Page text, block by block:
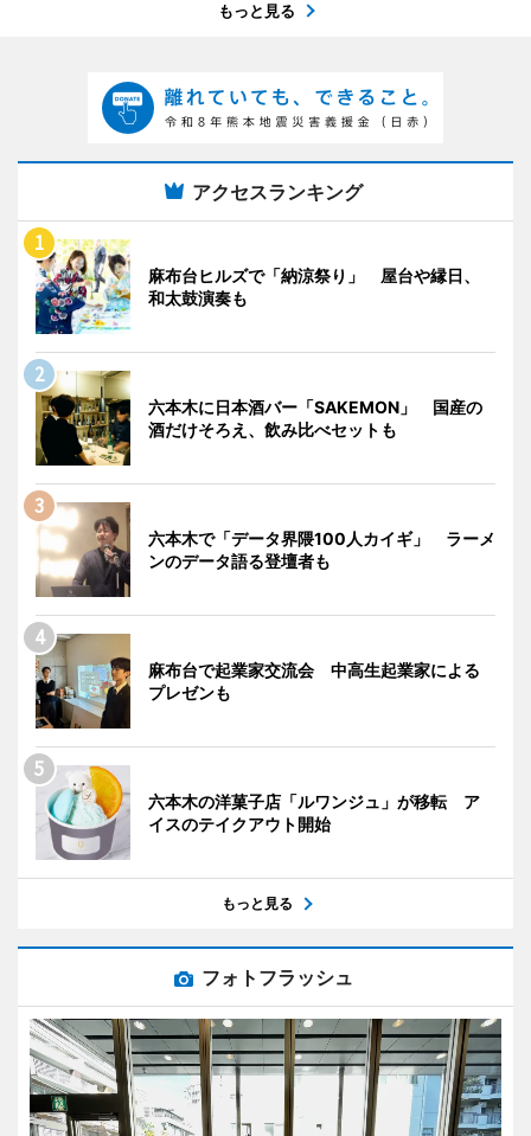
もっと見る
アクセスランキング
麻布台ヒルズで「納涼祭り」 屋台や縁日、
和太鼓演奏も
六本木に日本酒バー「SAKEMON」 国産の
酒だけそろえ、飲み比べセットも
六本木で「データ界隈100人カイギ」 ラーメ
ンのデータ語る登壇者も
麻布台で起業家交流会 中高生起業家による
プレゼンも
六本木の洋菓子店「ルワンジュ」が移転 ア
イスのテイクアウト開始
もっと見る
フォトフラッシュ